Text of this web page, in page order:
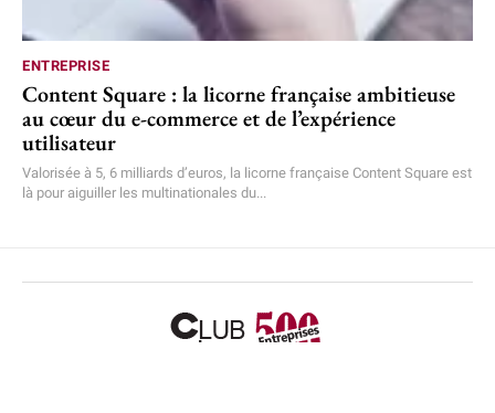
ENTREPRISE
Content Square : la licorne française ambitieuse
au cœur du e-commerce et de l’expérience
utilisateur
Valorisée à 5, 6 milliards d’euros, la licorne française Content Square est
là pour aiguiller les multinationales du...